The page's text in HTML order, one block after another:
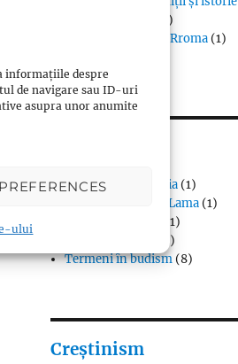
informațiile despre
de navigare sau ID-uri
asupra unor anumite
ului
(1)
Steagul oamenilor Rroma (1)
Budismul în Japonia (1)
Interviuri cu Dalai Lama (1)
(1)
(1)
Termeni în budism(8)
Creștinism